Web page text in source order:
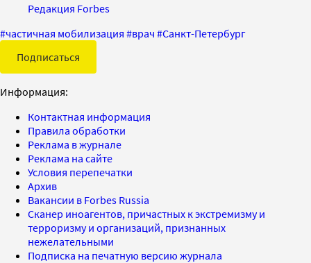
Редакция Forbes
#частичная мобилизация #врач #Санкт-Петербург
Подписаться
Информация:
Контактная информация
Правила обработки
Реклама в журнале
Реклама на сайте
Условия перепечатки
Архив
Вакансии в Forbes Russia
Сканер иноагентов, причастных к экстремизму и
терроризму и организаций, признанных
нежелательными
Подписка на печатную версию журнала